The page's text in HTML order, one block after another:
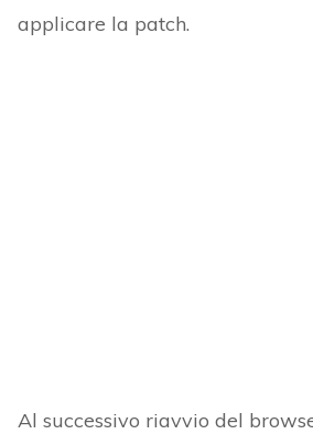
applicare la patch.
Al successivo riavvio del